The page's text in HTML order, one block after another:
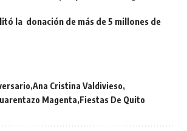
la donación de más de 5 millones de
Ana Cristina Valdivieso
Magenta Fiestas De Quito